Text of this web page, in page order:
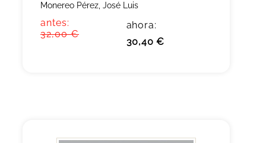
Monereo Pérez, José Luis
antes:
32,00 €
ahora:
30,40 €